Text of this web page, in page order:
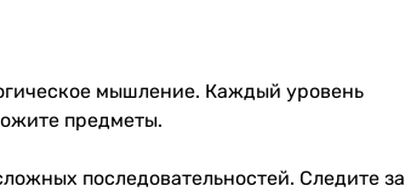
мышление. Каждый уровень
предметы.
последовательностей. Следите за